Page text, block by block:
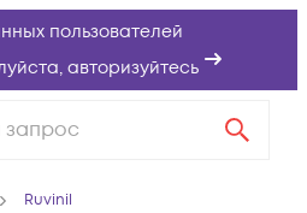
пользователей
авторизуйтесь
Ruvinil